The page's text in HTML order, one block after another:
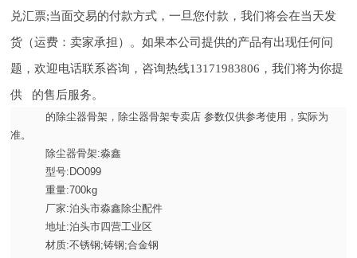
兑汇票;当面交易的付款方式，一旦您付款，我们将会在当天发
货（运费：卖家承担）。如果本公司提供的产品有出现任何问
题，欢迎电话联系咨询，咨询热线13171983806，我们将为你提
供 的售后服务。
的除尘器骨架，除尘器骨架专卖店 参数仅供参考使用，实际为
准。
除尘器骨架:淼鑫
型号:DO099
重量:700kg
厂家:泊头市淼鑫除尘配件
地址:泊头市四营工业区
材质:不锈钢;铸钢;合金钢